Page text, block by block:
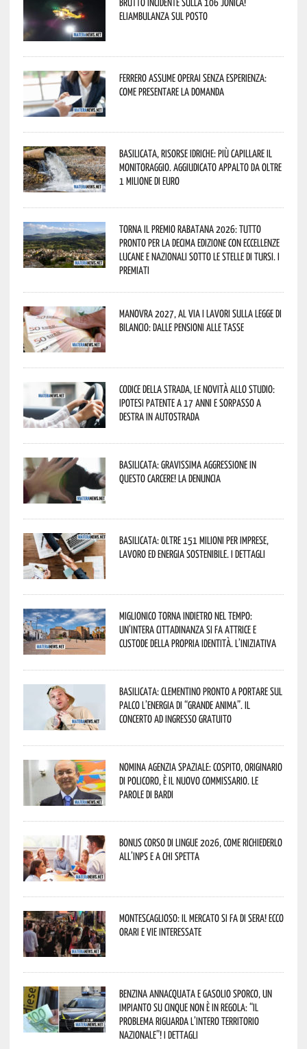
Eliambulanza sul posto
Ferrero assume operai senza esperienza:
come presentare la domanda
Basilicata, Risorse idriche: più capillare il
monitoraggio. Aggiudicato appalto da oltre
1 milione di euro
Torna il Premio Rabatana 2026: tutto
pronto per la decima edizione con eccellenze
lucane e nazionali sotto le stelle di Tursi. I
premiati
Manovra 2027, al via i lavori sulla Legge di
Bilancio: dalle pensioni alle tasse
Codice della strada, le novità allo studio:
ipotesi patente a 17 anni e sorpasso a
destra in autostrada
Basilicata: gravissima aggressione in
questo Carcere! La denuncia
Basilicata: oltre 151 milioni per imprese,
lavoro ed energia sostenibile. I dettagli
Miglionico torna indietro nel tempo:
un’intera cittadinanza si fa attrice e
custode della propria identità. L’iniziativa
Basilicata: Clementino pronto a portare sul
palco l’energia di “Grande Anima”. Il
concerto ad ingresso gratuito
Nomina Agenzia Spaziale: Cospito, originario
di Policoro, è il nuovo commissario. Le
parole di Bardi
Bonus corso di lingue 2026, come richiederlo
all’INPS e a chi spetta
Montescaglioso: il mercato si fa di sera! Ecco
orari e vie interessate
Benzina annacquata e gasolio sporco, un
impianto su cinque non è in regola: “il
problema riguarda l’intero territorio
Nazionale”! I dettagli